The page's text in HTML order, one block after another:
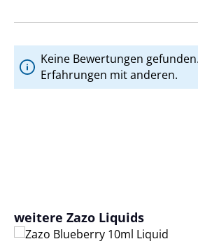
Keine Bewertungen
Erfahrungen mit anderen.
Produktgalerie überspringen
weitere Zazo Liquids